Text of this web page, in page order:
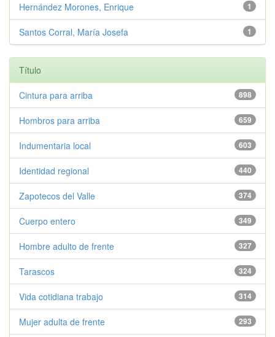
1
Hernández Morones, Enrique
1
Santos Corral, María Josefa
Título
898
Cintura para arriba
659
Hombros para arriba
603
Indumentaria local
440
Identidad regional
374
Zapotecos del Valle
349
Cuerpo entero
327
Hombre adulto de frente
324
Tarascos
314
Vida cotidiana trabajo
293
Mujer adulta de frente